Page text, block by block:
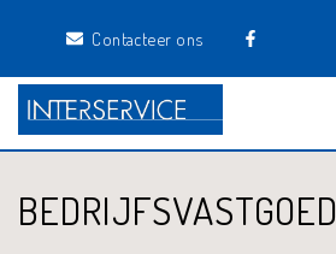
Contacteer ons
BEDRIJFSVASTGOED